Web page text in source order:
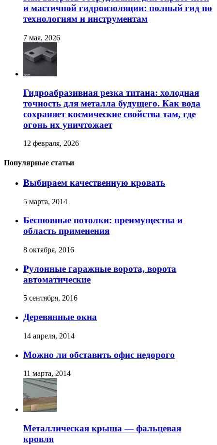
и мастичной гидроизоляции: полный гид по
технологиям и инструментам
7 мая, 2026
Гидроабразивная резка титана: холодная
точность для металла будущего. Как вода
сохраняет космические свойства там, где
огонь их уничтожает
12 февраля, 2026
Популярные статьи
Выбираем качественную кровать
5 марта, 2014
Бесшовные потолки: преимущества и
область применения
8 октября, 2016
Рулонные гаражные ворота, ворота
автоматические
5 сентября, 2016
Деревянные окна
14 апреля, 2014
Можно ли обставить офис недорого
11 марта, 2014
Металлическая крыша — фальцевая
кровля